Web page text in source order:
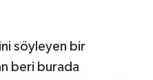
söyleyen bir
beri burada